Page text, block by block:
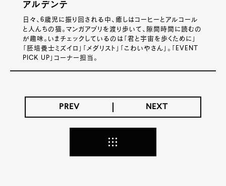
アルデンテ
日々、6歳児に振り回される中、癒しはコーヒーとアルコール
と人んちの猫。マンガアプリを渡り歩いて、隙間時間に読むの
が趣味。いまチェックしているのは「君と宇宙を歩くために」
「胚培養士ミズイロ」「メダリスト」「こわいやさん」。「EVENT
PICK UP」コーナー担当。
PREV NEXT